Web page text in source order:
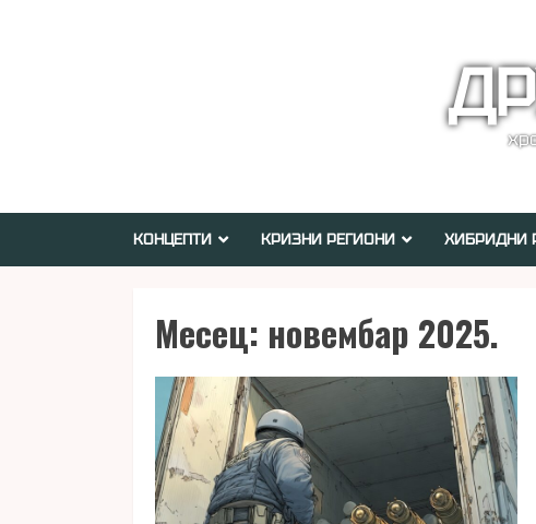
КОНЦЕПТИ КРИЗНИ РЕГИОНИ ХИБРИДНИ
Месец: новембар 2025.